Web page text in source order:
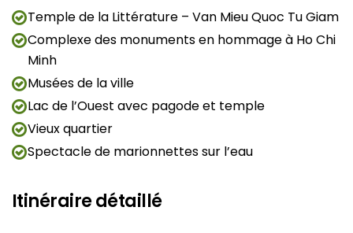
Temple de la Littérature – Van Mieu Quoc Tu Giam
Complexe des monuments en hommage à Ho Chi
Minh
Musées de la ville
Lac de l’Ouest avec pagode et temple
Vieux quartier
Spectacle de marionnettes sur l’eau
Itinéraire détaillé